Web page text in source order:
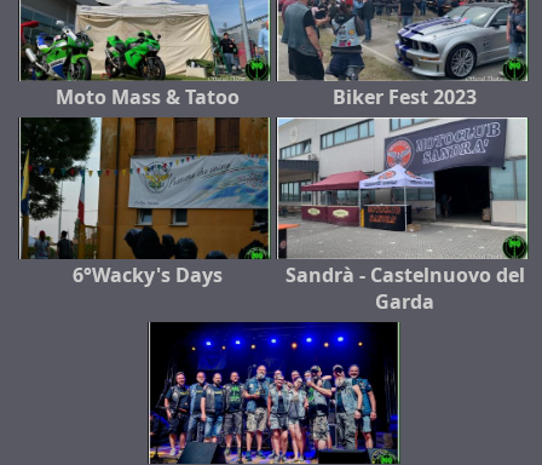
Moto Mass & Tatoo Biker Fest 2023
6°Wacky's Days
Sandrà - Castelnuovo del
Garda